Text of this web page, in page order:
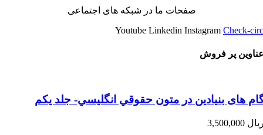
صفحات ما در شبکه های اجتماعی
Youtube Linkedin Instagram Check-
پر فروش
های بنیادین در متون حقوقي انگليسي- جلد يكم